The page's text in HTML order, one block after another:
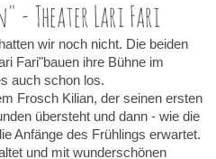
- Theater Lari Fari
wir noch nicht. Die beiden
Fari"bauen ihre Bühne im
auch schon los.
Frosch Kilian, der seinen ersten
übersteht und dann - wie die
Anfänge des Frühlings erwartet.
und mit wunderschönen